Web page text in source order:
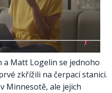
a Matt Logelin se jednoho
zkřížili na čerpací stanici.
Minnesotě, ale jejich